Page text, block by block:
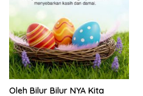
Oleh Bilur Bilur NYA Kita